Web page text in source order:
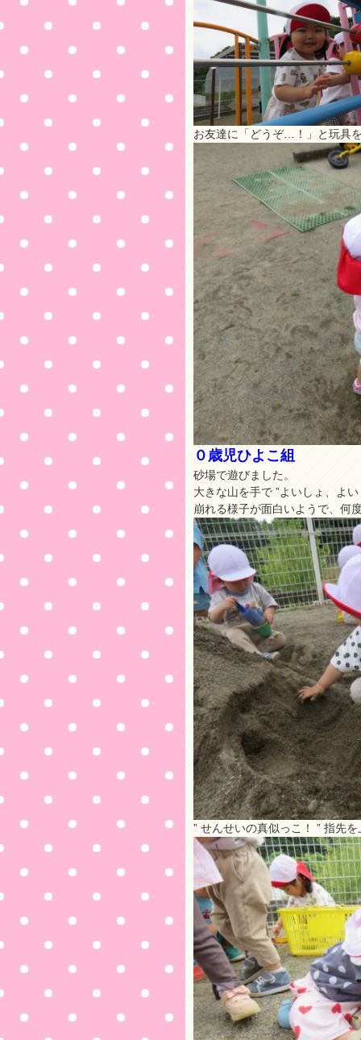
お友達に「どうぞ…！」と玩具
０歳児ひよこ組
砂場で遊びました。
大きな山を手で ”よいしょ、よ
崩れる様子が面白いようで、何
” せんせいの真似っこ！ ” 指先